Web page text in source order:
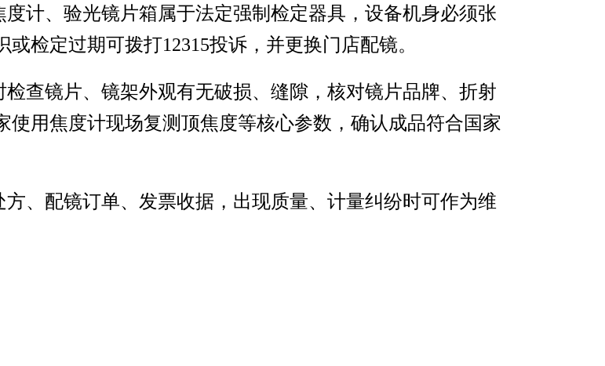
计、验光镜片箱属于法定强制检定器具，设备机身必须张
检定过期可拨打12315投诉，并更换门店配镜。
查镜片、镜架外观有无破损、缝隙，核对镜片品牌、折射
用焦度计现场复测顶焦度等核心参数，确认成品符合国家
、配镜订单、发票收据，出现质量、计量纠纷时可作为维